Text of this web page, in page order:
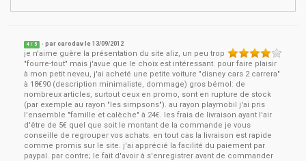
4 / 5 - parcarodav le13/09/2012
je n'aime guère la présentation du site aliz, un peu trop
"fourre-tout" mais j'avue que le choix est intéressant. pour faire plaisir
à mon petit neveu, j'ai acheté une petite voiture "disney cars 2 carrera"
à 18€90 (description minimaliste, dommage) gros bémol: de
nombreux articles, surtout ceux en promo, sont en rupture de stock
(par exemple au rayon "les simpsons"). au rayon playmobil j'ai pris
l'ensemble "famille et calèche" à 24€. les frais de livraison ayant l'air
d'être de 5€ quel que soit le montant de la commande je vous
conseille de regrouper vos achats. en tout cas la livraison est rapide
comme promis sur le site. j'ai apprécié la facilité du paiement par
paypal. par contre; le fait d'avoir à s'enregistrer avant de commander